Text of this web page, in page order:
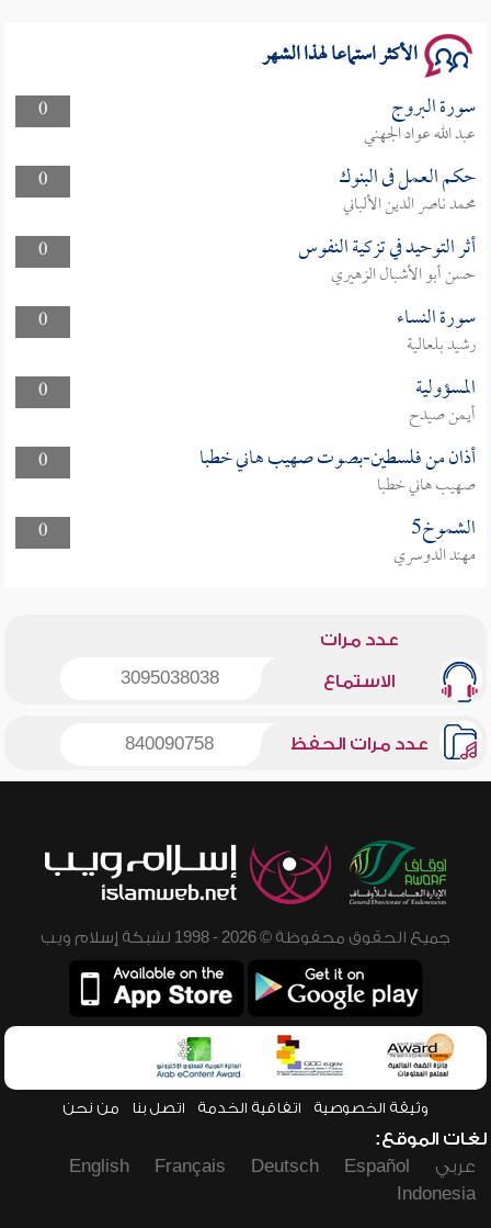
الأكثر استماعا لهذا الشهر
0 سورة البروج
عبد الله عواد الجهني
0
حكم العمل فى البنوك
محمد ناصر الدين الألباني
0
أثر التوحيد في تزكية النفوس
حسن أبو الأشبال الزهيري
0
سورة النساء
رشيد بلعالية
0
المسؤولية
أيمن صيدح
0
أذان من فلسطين-بصوت صهيب هاني خطبا
صهيب هاني خطبا
0
الشموخ5
مهند الدوسري
عدد مرات
الاستماع 3095038038
عدد مرات الحفظ 840090758
جميع الحقوق محفوظة © 2026 - 1998 لشبكة إسلام ويب
وثيقة الخصوصية اتفاقية الخدمة اتصل بنا من نحن
لغات الموقع:
عربي
Español
Deutsch
Français
English
Indonesia